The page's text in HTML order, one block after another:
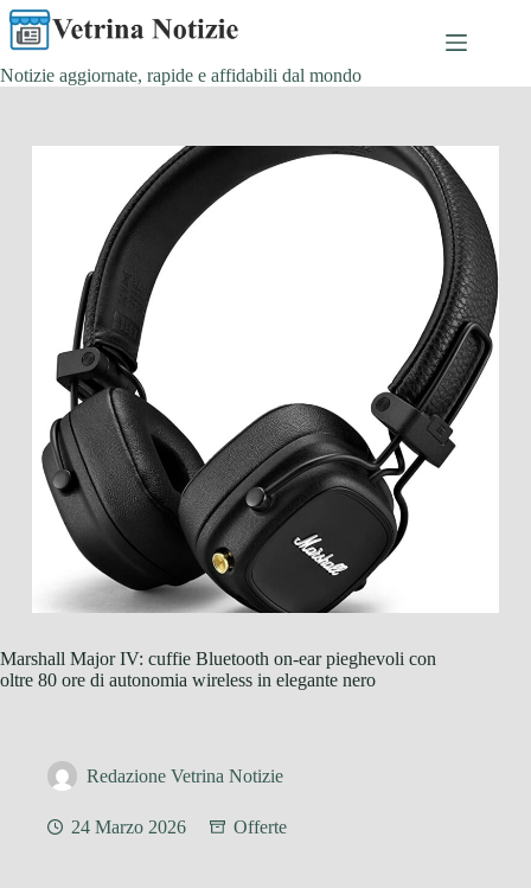
Salta
al
contenuto
Notizie aggiornate, rapide e affidabili dal mondo
Marshall Major IV: cuffie Bluetooth on-ear pieghevoli con
oltre 80 ore di autonomia wireless in elegante nero
Redazione Vetrina Notizie
24 Marzo 2026 Offerte